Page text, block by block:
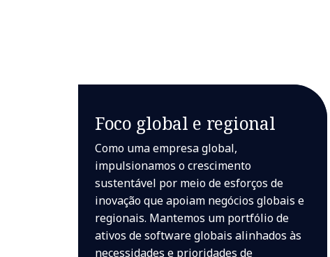
Foco global e regional
Como uma empresa global,
impulsionamos o crescimento
sustentável por meio de esforços de
inovação que apoiam negócios globais e
regionais. Mantemos um portfólio de
ativos de software globais alinhados às
necessidades e prioridades de